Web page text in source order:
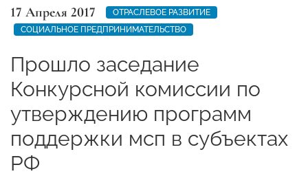
17 Апреля 2017
ОТРАСЛЕВОЕ РАЗВИТИЕ
СОЦИАЛЬНОЕ ПРЕДПРИНИМАТЕЛЬСТВО
Прошло заседание
Конкурсной комиссии по
утверждению программ
поддержки мсп в субъектах
РФ